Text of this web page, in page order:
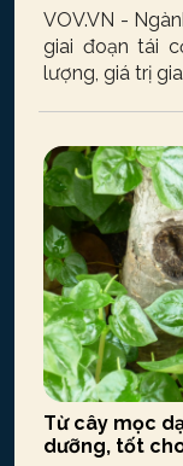
VOV.VN -
giai đoạn tái
lượng, giá trị
Từ cây mọc
dưỡng, tốt